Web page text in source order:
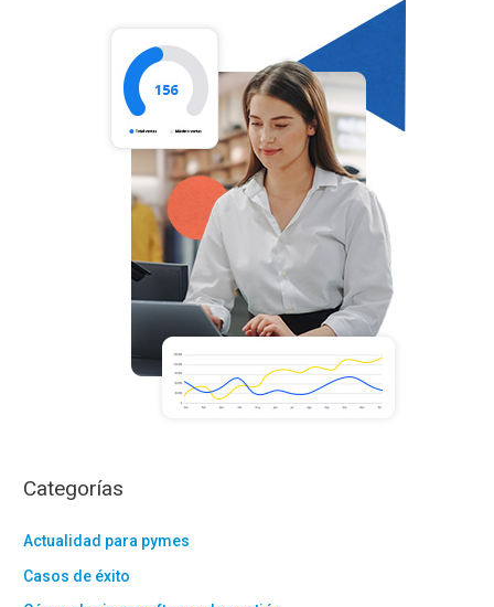
Categorías
Actualidad para pymes
Casos de éxito